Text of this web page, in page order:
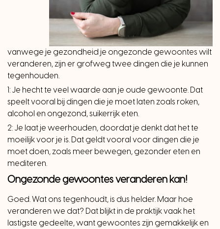
vanwege je gezondheid je ongezonde gewoontes wilt
veranderen, zijn er grofweg twee dingen die je kunnen
tegenhouden.
1: Je hecht te veel waarde aan je oude gewoonte. Dat
speelt vooral bij dingen die je moet laten zoals roken,
alcohol en ongezond, suikerrijk eten.
2: Je laat je weerhouden, doordat je denkt dat het te
moeilijk voor je is. Dat geldt vooral voor dingen die je
moet doen, zoals meer bewegen, gezonder eten en
mediteren.
Ongezonde gewoontes veranderen kan!
Goed. Wat ons tegenhoudt, is dus helder. Maar hoe
veranderen we dat? Dat blijkt in de praktijk vaak het
lastigste gedeelte, want gewoontes zijn gemakkelijk en